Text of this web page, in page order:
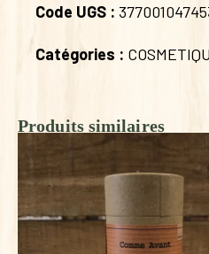
Code UGS :
Catégories :
Produits similaires